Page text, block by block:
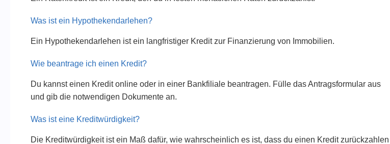
Was ist ein Hypothekendarlehen?
Ein Hypothekendarlehen ist ein langfristiger Kredit zur Finanzierung von Immobilien.
Wie beantrage ich einen Kredit?
Du kannst einen Kredit online oder in einer Bankfiliale beantragen. Fülle das Antragsformular aus
und gib die notwendigen Dokumente an.
Was ist eine Kreditwürdigkeit?
Die Kreditwürdigkeit ist ein Maß dafür, wie wahrscheinlich es ist, dass du einen Kredit zurückzahlen